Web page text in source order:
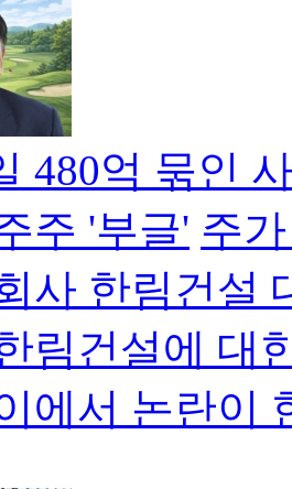
480억 묶인
주 '부글' 주
사 한림건설
림건설에 대
에서 논란이